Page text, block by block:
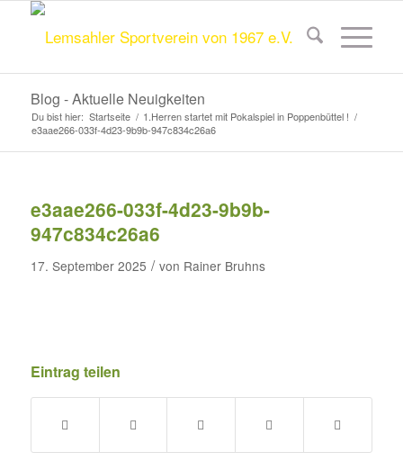
Blog - Aktuelle Neuigkeiten
Du bist hier: Startseite / 1.Herren startet mit Pokalspiel in Poppenbüttel ! /
e3aae266-033f-4d23-9b9b-947c834c26a6
e3aae266-033f-4d23-9b9b-
947c834c26a6
17. September 2025 / von Rainer Bruhns
Eintrag teilen